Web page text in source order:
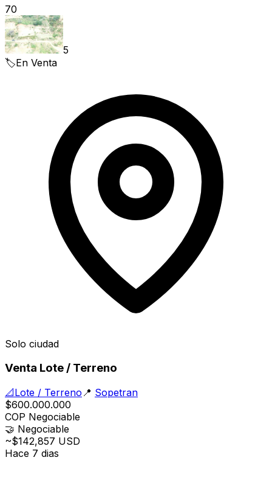
70
5
🏷️En Venta
Solo ciudad
Venta Lote / Terreno
📐 Lote / Terreno 📍 Sopetran
$600.000.000
COP Negociable
🤝 Negociable
~$142,857 USD
Hace 7 dias